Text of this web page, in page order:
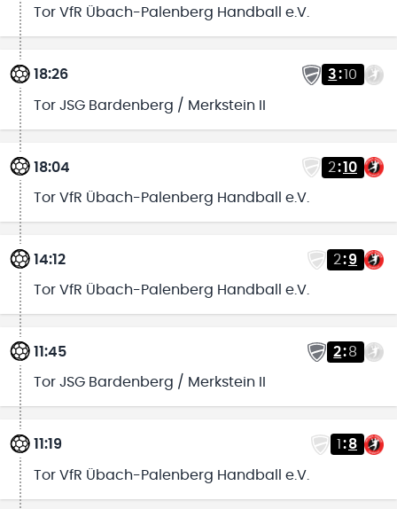
Tor VfR Übach-Palenberg Handball e.V.
18:26 3:10
Tor JSG Bardenberg / Merkstein II
18:04 2:10
Tor VfR Übach-Palenberg Handball e.V.
14:12 2:9
Tor VfR Übach-Palenberg Handball e.V.
11:45 2:8
Tor JSG Bardenberg / Merkstein II
11:19 1 :8
Tor VfR Übach-Palenberg Handball e.V.